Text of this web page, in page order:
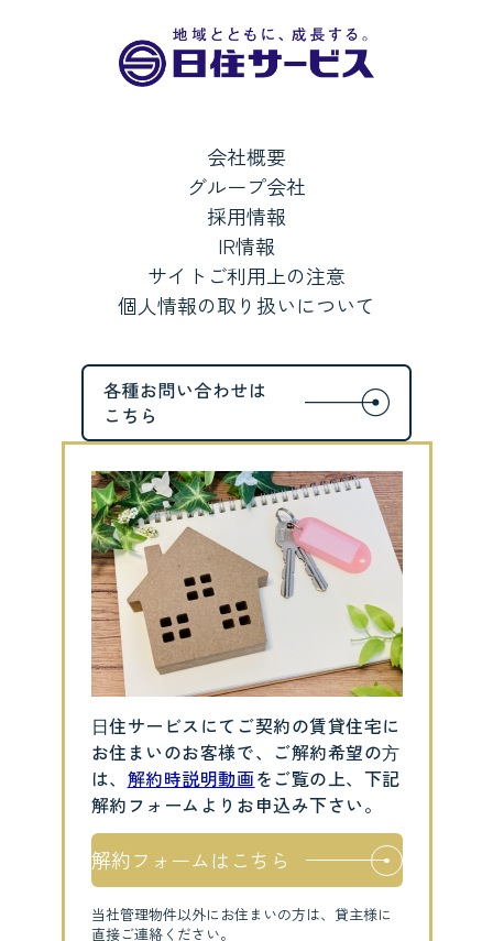
会社概要
グループ会社
採用情報
IR情報
サイトご利用上の注意
個人情報の取り扱いについて
⽇住サービスにてご契約の賃貸住宅に
お住まいのお客様で、ご解約希望の⽅
は、 解約時説明動画をご覧の上、下記
解約フォームよりお申込み下さい。
解約フォームはこちら
当社管理物件以外にお住まいの方は、貸主様に
直接ご連絡ください。